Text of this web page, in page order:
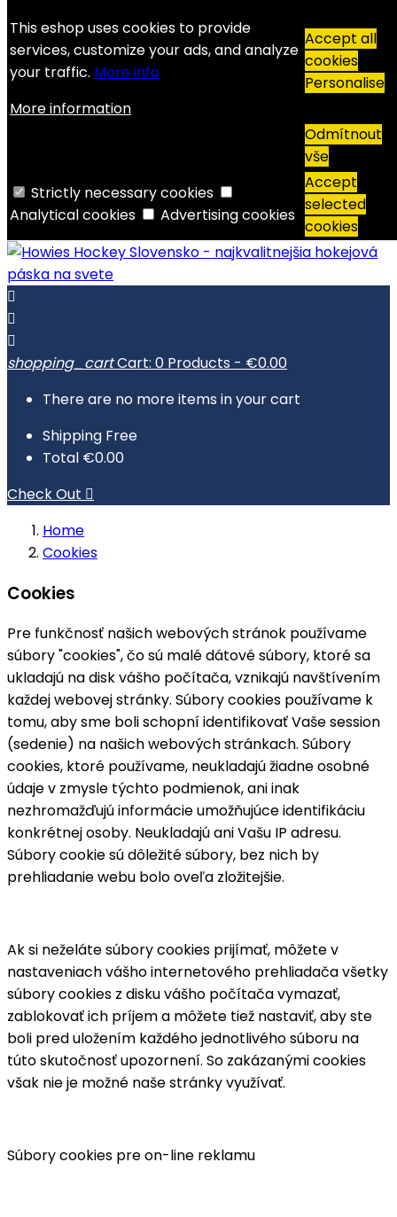
This eshop uses cookies to provide
services, customize your ads, and analyze
your traffic. More info
More information
Accept all
cookies
Personalise
Odmítnout
vše
Strictly necessary cookies
Analytical cookies
Advertising cookies
Accept
selected
cookies
Contact +421 949 00 11 02
info@howieshockey.sk
English
English
Slovenčina
CZK Kč
EUR €



shopping_cartCart: 0 Products - €0.00
There are no more items in your cart
Shipping Free
Total €0.00
Check Out 
Home
Cookies
Cookies
Pre funkčnosť našich webových stránok používame
súbory "cookies", čo sú malé dátové súbory, ktoré sa
ukladajú na disk vášho počítača, vznikajú navštívením
každej webovej stránky. Súbory cookies používame k
tomu, aby sme boli schopní identifikovať Vaše session
(sedenie) na našich webových stránkach. Súbory
cookies, ktoré používame, neukladajú žiadne osobné
údaje v zmysle týchto podmienok, ani inak
nezhromažďujú informácie umožňujúce identifikáciu
konkrétnej osoby. Neukladajú ani Vašu IP adresu.
Súbory cookie sú dôležité súbory, bez nich by
prehliadanie webu bolo oveľa zložitejšie.
Ak si neželáte súbory cookies prijímať, môžete v
nastaveniach vášho internetového prehliadača všetky
súbory cookies z disku vášho počítača vymazať,
zablokovať ich príjem a môžete tiež nastaviť, aby ste
boli pred uložením každého jednotlivého súboru na
túto skutočnosť upozornení. So zakázanými cookies
však nie je možné naše stránky využívať.
Súbory cookies pre on-line reklamu